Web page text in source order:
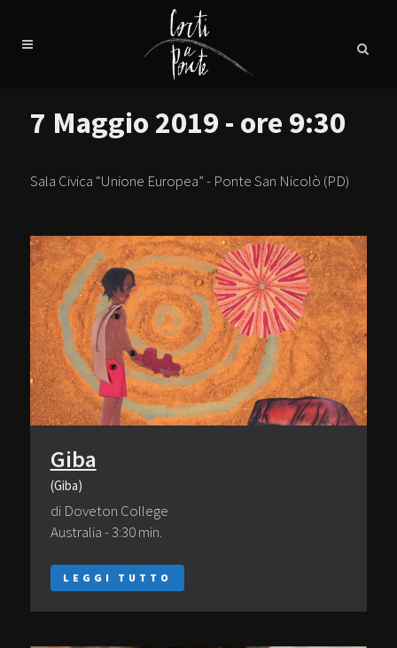
7 Maggio 2019 - ore 9:30
Sala Civica “Unione Europea” - Ponte San Nicolò (PD)
Giba
(Giba)
di Doveton College
Australia - 3:30 min.
LEGGI TUTTO